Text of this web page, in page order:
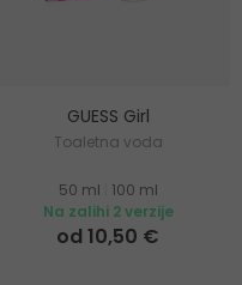
GUESS Girl
Toaletna voda
50 ml
100 ml
Na zalihi 2 verzije
od 10,50 €